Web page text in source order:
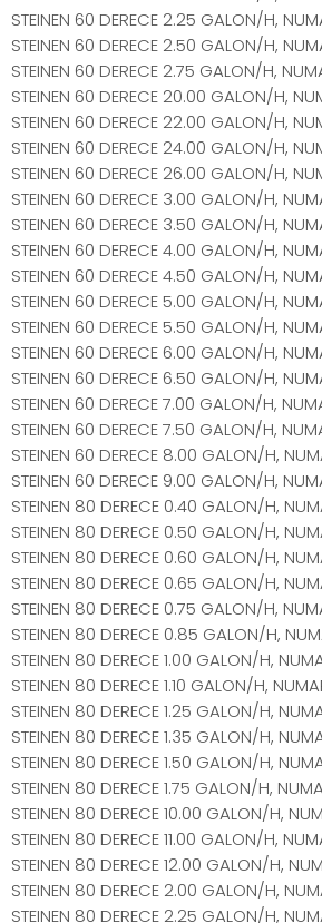
STEINEN 60 DERECE 2.25 GALON/H,
STEINEN 60 DERECE 2.50 GALON/H,
STEINEN 60 DERECE 2.75 GALON/H,
STEINEN 60 DERECE 20.00 GALON/H,
STEINEN 60 DERECE 22.00 GALON/H,
STEINEN 60 DERECE 24.00 GALON/H,
STEINEN 60 DERECE 26.00 GALON/H,
STEINEN 60 DERECE 3.00 GALON/H,
STEINEN 60 DERECE 3.50 GALON/H,
STEINEN 60 DERECE 4.00 GALON/H,
STEINEN 60 DERECE 4.50 GALON/H,
STEINEN 60 DERECE 5.00 GALON/H,
STEINEN 60 DERECE 5.50 GALON/H,
STEINEN 60 DERECE 6.00 GALON/H,
STEINEN 60 DERECE 6.50 GALON/H,
STEINEN 60 DERECE 7.00 GALON/H,
STEINEN 60 DERECE 7.50 GALON/H,
STEINEN 60 DERECE 8.00 GALON/H,
STEINEN 60 DERECE 9.00 GALON/H,
STEINEN 80 DERECE 0.40 GALON/H,
STEINEN 80 DERECE 0.50 GALON/H,
STEINEN 80 DERECE 0.60 GALON/H,
STEINEN 80 DERECE 0.65 GALON/H,
STEINEN 80 DERECE 0.75 GALON/H,
STEINEN 80 DERECE 0.85 GALON/H,
STEINEN 80 DERECE 1.00 GALON/H,
STEINEN 80 DERECE 1.10 GALON/H,
STEINEN 80 DERECE 1.25 GALON/H,
STEINEN 80 DERECE 1.35 GALON/H,
STEINEN 80 DERECE 1.50 GALON/H,
STEINEN 80 DERECE 1.75 GALON/H,
STEINEN 80 DERECE 10.00 GALON/H,
STEINEN 80 DERECE 11.00 GALON/H,
STEINEN 80 DERECE 12.00 GALON/H,
STEINEN 80 DERECE 2.00 GALON/H,
STEINEN 80 DERECE 2.25 GALON/H,